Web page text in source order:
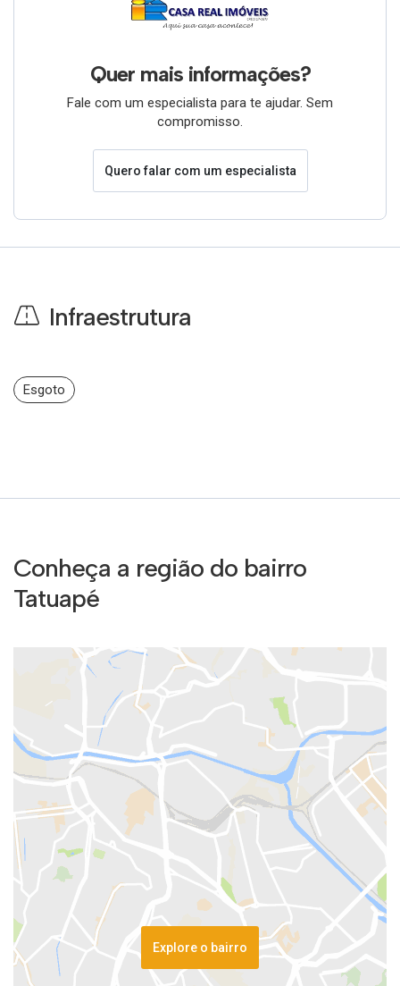
Quer mais informações?
Fale com um especialista para te ajudar. Sem
compromisso.
Quero falar com um especialista
Infraestrutura
Esgoto
Conheça a região do bairro
Tatuapé
Explore o bairro